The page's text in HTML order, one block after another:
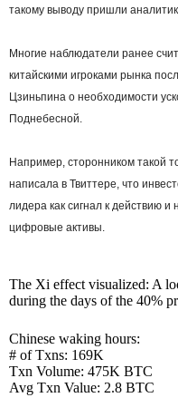
такому выводу пришли
Многие наблюдатели ранее
китайскими игроками рынка
Цзиньпина о необходимости
Поднебесной.
Например, сторонником такой
написала в Твиттере, что
лидера как сигнал к действию и
цифровые активы.
The Xi effect visualized: A
during the days of the 40%
Chinese waking hours:
# of Txns: 169K
Txn Volume: 475K BTC
Avg Txn Value: 2.8 BTC